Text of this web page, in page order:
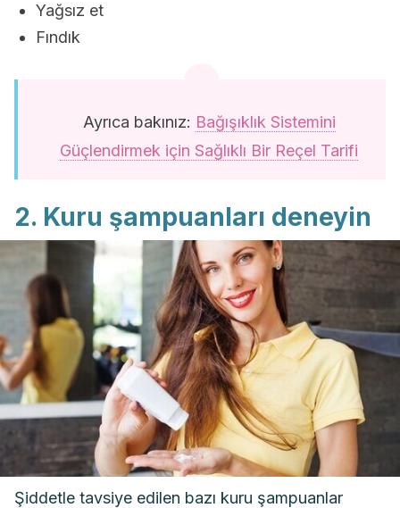
Yağsız et
Fındık
Ayrıca bakınız: Bağışıklık Sistemini
Güçlendirmek için Sağlıklı Bir Reçel Tarifi
2. Kuru şampuanları deneyin
Şiddetle tavsiye edilen bazı kuru şampuanlar